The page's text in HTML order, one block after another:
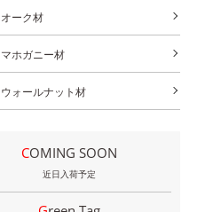
オーク材
マホガニー材
ウォールナット材
COMING SOON
近日入荷予定